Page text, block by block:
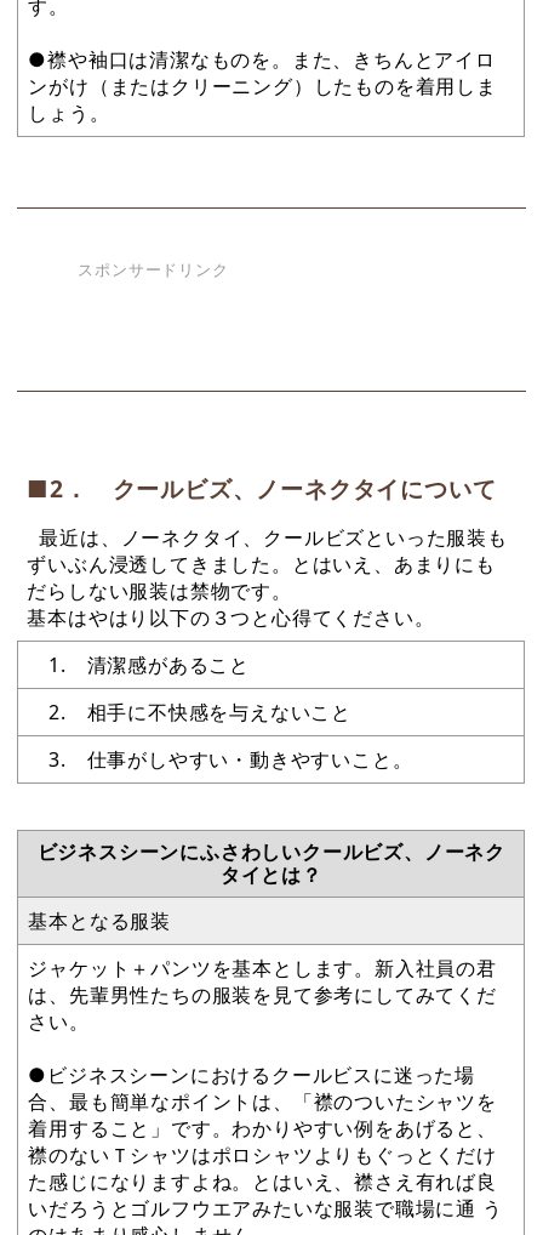
す。
●襟や袖口は清潔なものを。また、きちんとアイロ
ンがけ（またはクリーニング）したものを着用しま
しょう。
スポンサードリンク
■2． クールビズ、ノーネクタイについて
最近は、ノーネクタイ、クールビズといった服装も
ずいぶん浸透してきました。とはいえ、あまりにも
だらしない服装は禁物です。
基本はやはり以下の３つと心得てください。
1. 清潔感があること
2. 相手に不快感を与えないこと
3. 仕事がしやすい・動きやすいこと。
ビジネスシーンにふさわしいクールビズ、ノーネク
タイとは？
基本となる服装
ジャケット＋パンツを基本とします。新入社員の君
は、先輩男性たちの服装を見て参考にしてみてくだ
さい。
●ビジネスシーンにおけるクールビスに迷った場
合、最も簡単なポイントは、「襟のついたシャツを
着用すること」です。わかりやすい例をあげると、
襟のないＴシャツはポロシャツよりもぐっとくだけ
た感じになりますよね。とはいえ、襟さえ有れば良
いだろうとゴルフウエアみたいな服装で職場に通 う